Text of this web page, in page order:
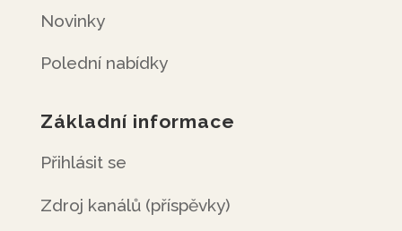
Novinky
Polední nabídky
Základní informace
Přihlásit se
Zdroj kanálů (příspěvky)